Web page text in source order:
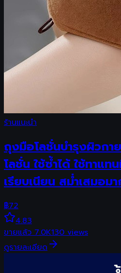
ร้านแนะนำ
ถุงมือโลชั่นบำรุงผิวกา
โลชั่น ใช้ซ้ำได้ ใช้ทาแท
เรียบเนียน สม่ำเสมอม
฿72
4.83
ขายแล้ว7.0K130views
ดูรายละเอียด